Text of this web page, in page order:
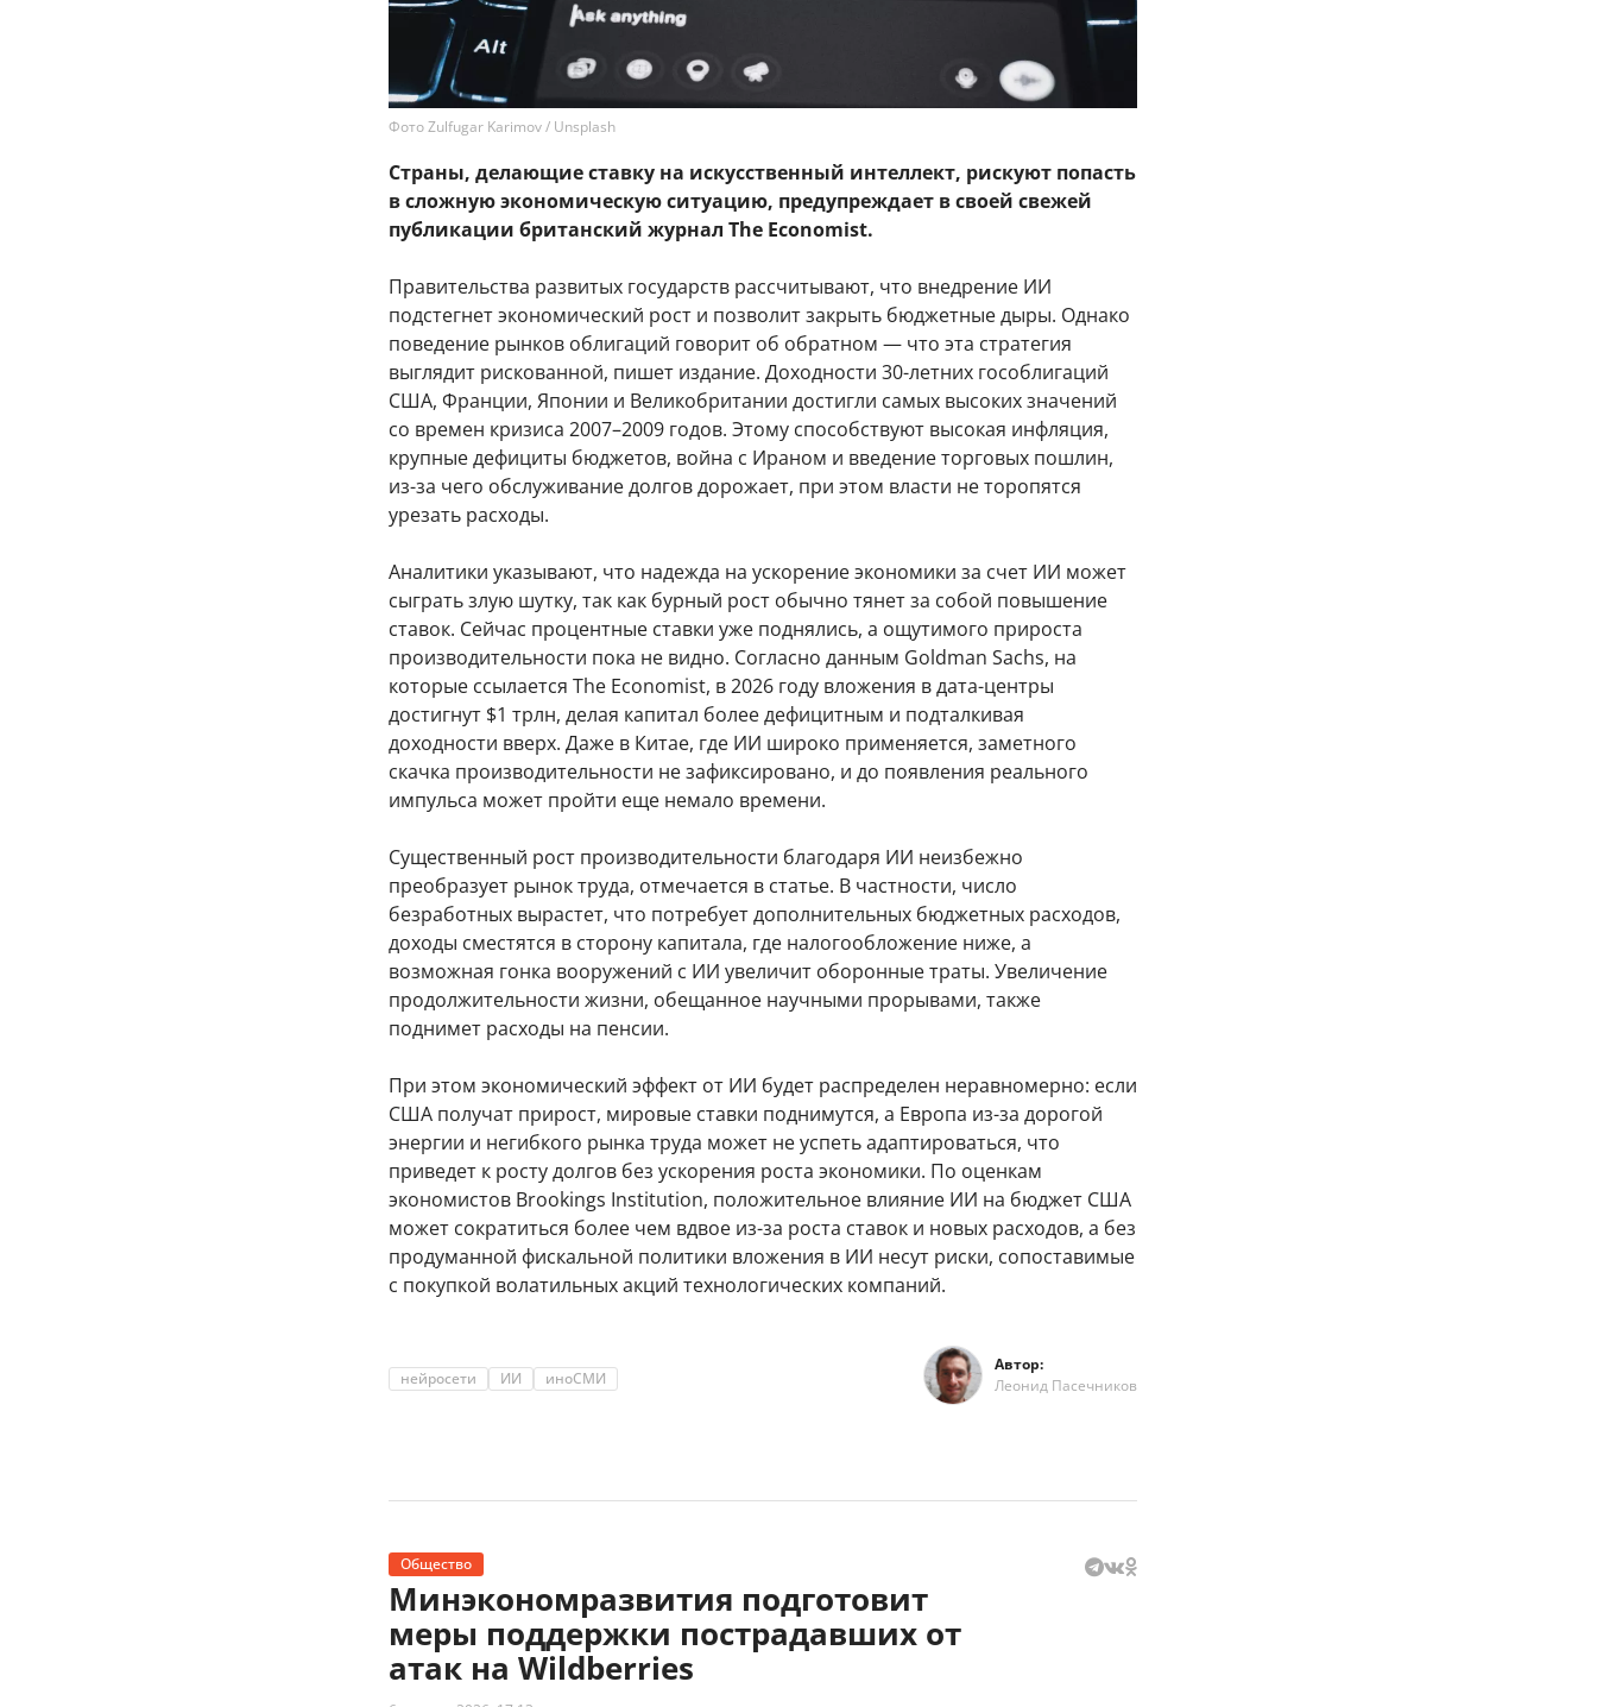
Фото Zulfugar Karimov / Unsplash
Страны, делающие ставку на искусственный интеллект, рискуют попасть
в сложную экономическую ситуацию, предупреждает в своей свежей
публикации британский журнал The Economist.
Правительства развитых государств рассчитывают, что внедрение ИИ
подстегнет экономический рост и позволит закрыть бюджетные дыры. Однако
поведение рынков облигаций говорит об обратном — что эта стратегия
выглядит рискованной, пишет издание. Доходности 30-летних гособлигаций
США, Франции, Японии и Великобритании достигли самых высоких значений
со времен кризиса 2007–2009 годов. Этому способствуют высокая инфляция,
крупные дефициты бюджетов, война с Ираном и введение торговых пошлин,
из-за чего обслуживание долгов дорожает, при этом власти не торопятся
урезать расходы.
Аналитики указывают, что надежда на ускорение экономики за счет ИИ может
сыграть злую шутку, так как бурный рост обычно тянет за собой повышение
ставок. Сейчас процентные ставки уже поднялись, а ощутимого прироста
производительности пока не видно. Согласно данным Goldman Sachs, на
которые ссылается The Economist, в 2026 году вложения в дата-центры
достигнут $1 трлн, делая капитал более дефицитным и подталкивая
доходности вверх. Даже в Китае, где ИИ широко применяется, заметного
скачка производительности не зафиксировано, и до появления реального
импульса может пройти еще немало времени.
Существенный рост производительности благодаря ИИ неизбежно
преобразует рынок труда, отмечается в статье. В частности, число
безработных вырастет, что потребует дополнительных бюджетных расходов,
доходы сместятся в сторону капитала, где налогообложение ниже, а
возможная гонка вооружений с ИИ увеличит оборонные траты. Увеличение
продолжительности жизни, обещанное научными прорывами, также
поднимет расходы на пенсии.
При этом экономический эффект от ИИ будет распределен неравномерно: если
США получат прирост, мировые ставки поднимутся, а Европа из-за дорогой
энергии и негибкого рынка труда может не успеть адаптироваться, что
приведет к росту долгов без ускорения роста экономики. По оценкам
экономистов Brookings Institution, положительное влияние ИИ на бюджет США
может сократиться более чем вдвое из-за роста ставок и новых расходов, а без
продуманной фискальной политики вложения в ИИ несут риски, сопоставимые
с покупкой волатильных акций технологических компаний.
нейросети ИИ иноСМИ
Автор:
Леонид Пасечников
Общество
Минэкономразвития подготовит
меры поддержки пострадавших от
атак на Wildberries